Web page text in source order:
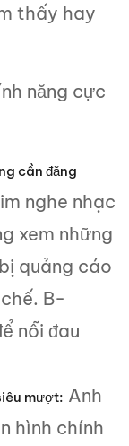
thấy hay
năng cực
cần đăng
nghe nhạc
xem những
quảng cáo
B-
nỗi đau
mượt: Anh
hình chính